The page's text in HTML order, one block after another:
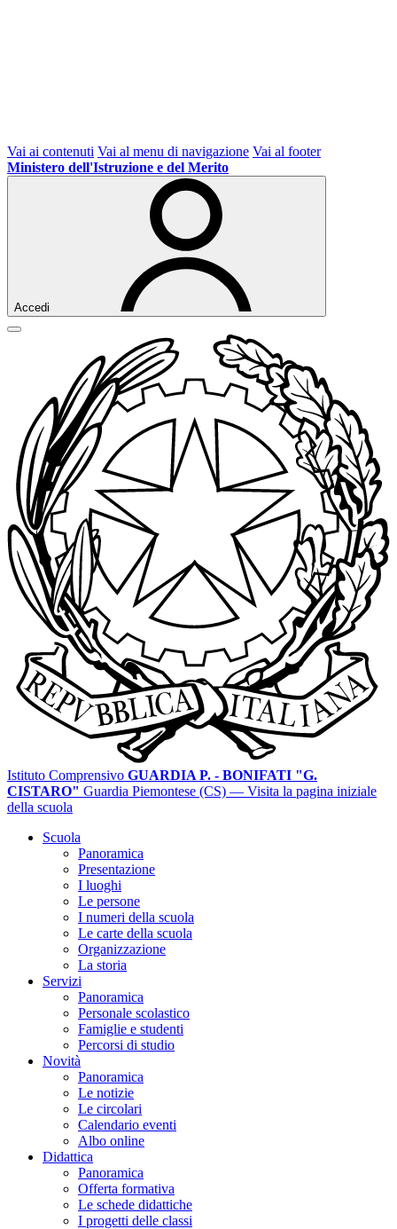
Vai ai contenuti Vai al menu di navigazione Vai al footer
Ministero dell'Istruzione e del Merito
Accedi
Istituto Comprensivo GUARDIA P. - BONIFATI "G.
CISTARO" Guardia Piemontese (CS) — Visita la pagina iniziale
della scuola
Scuola
Panoramica
Presentazione
I luoghi
Le persone
I numeri della scuola
Le carte della scuola
Organizzazione
La storia
Servizi
Panoramica
Personale scolastico
Famiglie e studenti
Percorsi di studio
Novità
Panoramica
Le notizie
Le circolari
Calendario eventi
Albo online
Didattica
Panoramica
Offerta formativa
Le schede didattiche
I progetti delle classi